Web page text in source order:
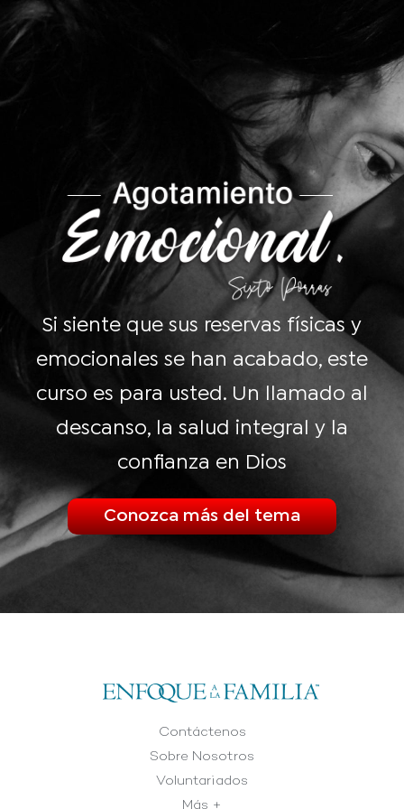
Si siente que sus reservas físicas y
emocionales se han acabado, este
curso es para usted. Un llamado al
descanso, la salud integral y la
confianza en Dios
Conozca más del tema
Contáctenos
Sobre Nosotros
Voluntariados
Más +